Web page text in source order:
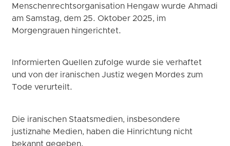
Menschenrechtsorganisation Hengaw wurde Ahmadi
am Samstag, dem 25. Oktober 2025, im
Morgengrauen hingerichtet.
Informierten Quellen zufolge wurde sie verhaftet
und von der iranischen Justiz wegen Mordes zum
Tode verurteilt.
Die iranischen Staatsmedien, insbesondere
justiznahe Medien, haben die Hinrichtung nicht